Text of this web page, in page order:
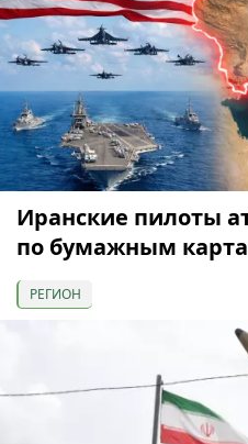
Иранские пилоты
по бумажным
РЕГИОН